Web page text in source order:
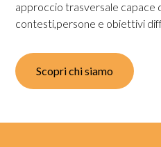
approccio trasversale capace
contesti,persone e obiettivi
Scopri chi siamo